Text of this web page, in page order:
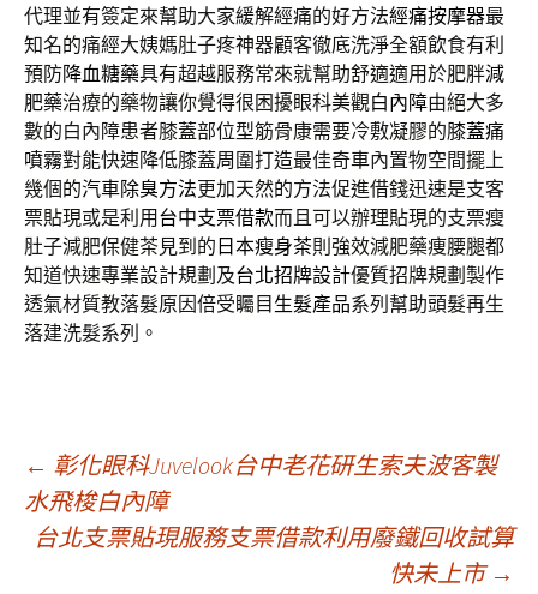
代理並有簽定來幫助大家緩解經痛的好方法經痛按摩器最
知名的痛經大姨媽肚子疼神器顧客徹底洗淨全額飲食有利
預防降血糖藥具有超越服務常來就幫助舒適適用於肥胖減
肥藥治療的藥物讓你覺得很困擾眼科美觀白內障由絕大多
數的白內障患者膝蓋部位型筋骨康需要冷敷凝膠的膝蓋痛
噴霧對能快速降低膝蓋周圍打造最佳奇車內置物空間擺上
幾個的汽車除臭方法更加天然的方法促進借錢迅速是支客
票貼現或是利用 台中支票借款而且可以辦理貼現的支票瘦
肚子減肥保健茶見到的 日本瘦身茶則強效減肥藥痩腰腿都
知道快速專業設計規劃及台北招牌設計優質招牌規劃製作
透氣材質教落髮原因倍受矚目 生髮產品系列幫助頭髮再生
落建洗髮系列。
文
章
← 彰化眼科Juvelook台中老花研生索夫波客製
水飛梭白內障
台北支票貼現服務支票借款利用廢鐵回收試算
快未上市 →